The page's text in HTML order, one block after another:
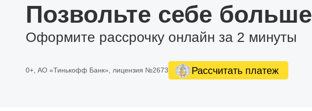
Позвольте себе больше
Оформите рассрочку онлайн за 2 минуты
0+, АО «Тинькофф Банк», лицензия №2673 Рассчитать платеж